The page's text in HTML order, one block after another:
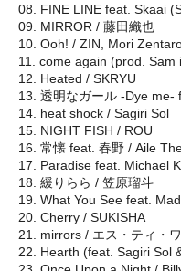
08. FINE LINE feat. Skaai
09. MIRROR / 藤田織也
10. Ooh! / ZIN, Mori
11. come again (prod. Sam
12. Heated / SKRYU
13. 透明なガール -Dye me-
14. heat shock / Sagiri Sol
15. NIGHT FISH / ROU
16. 常懐 feat. 春野 / Aile
17. Paradise feat. Michael
18. 緩りらら / 笠原瑠斗
19. What You See feat.
20. Cherry / SUKISHA
21. mirrors / エス・ティ・
22. Hearth (feat. Sagiri Sol